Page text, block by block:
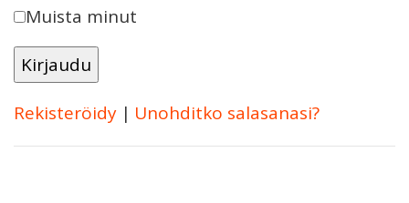
Muista minut
Rekisteröidy | Unohditko salasanasi?